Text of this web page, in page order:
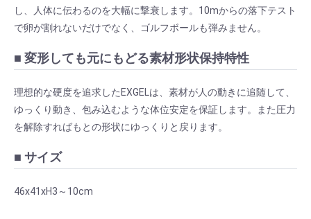
し、人体に伝わるのを大幅に撃衰します。10mからの落下テスト
で卵が割れないだけでなく、ゴルフボールも弾みません。
■ 変形しても元にもどる素材形状保持特性
理想的な硬度を追求したEXGELは、素材が人の動きに追随して、
ゆっくり動き、包み込むような体位安定を保証します。また圧力
を解除すればもとの形状にゆっくりと戻ります。
■ サイズ
46x41xH3～10cm